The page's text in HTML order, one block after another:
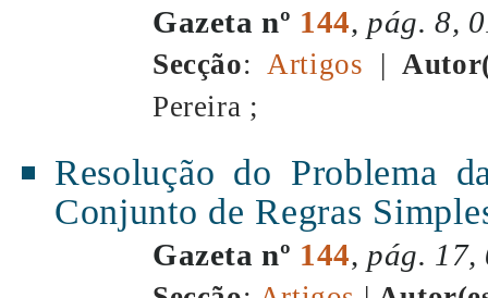
Gazeta nº 144, pág. 8,
Secção: Artigos |
Pereira ;
Resolução do Problema
Conjunto de Regras
Gazeta nº 144, pág. 17,